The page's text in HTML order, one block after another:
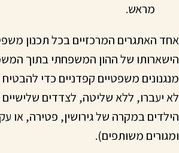
מראש.
אחד האתגרים המרכזיים בכל תכנון
הישארותו של ההון המשפחתי בתוך
מנגנונים משפטיים קפדניים כדי
לא יעברו, ללא שליטה, לצדדים שלישיים
הילדים במקרה של גירושין, פטירה, או
ומגורים משותפים).